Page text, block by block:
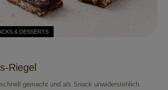
& DESSERTS
Riegel
gemacht und als Snack unwiderstehlich